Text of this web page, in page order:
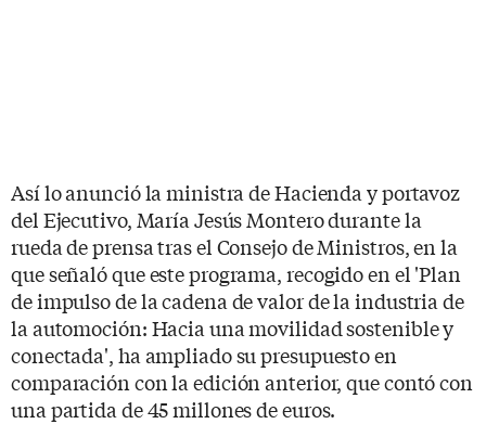
Así lo anunció la ministra de Hacienda y portavoz
del Ejecutivo, María Jesús Montero durante la
rueda de prensa tras el Consejo de Ministros, en la
que señaló que este programa, recogido en el 'Plan
de impulso de la cadena de valor de la industria de
la automoción: Hacia una movilidad sostenible y
conectada', ha ampliado su presupuesto en
comparación con la edición anterior, que contó con
una partida de 45 millones de euros.